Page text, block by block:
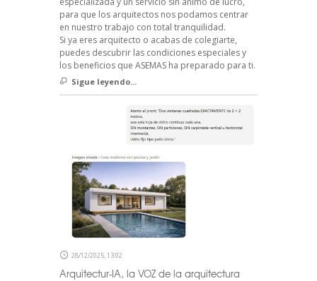
para que los arquitectos nos podamos centrar
en nuestro trabajo con total tranquilidad.
Si ya eres arquitecto o acabas de colegiarte,
puedes descubrir las condiciones especiales y
los beneficios que ASEMAS ha preparado para ti.
Sigue leyendo...
28/12/2025, 13:02
Arquitectur-IA, la VOZ de la arquitectura